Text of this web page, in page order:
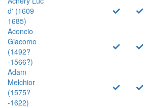
d' (1609-
1685)
Aconcio
Giacomo
(1492?
-1566?)
Adam
Melchior
(1575?
-1622)